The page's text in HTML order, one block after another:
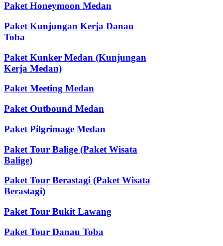
Paket Honeymoon Medan
Paket Kunjungan Kerja Danau
Toba
Paket Kunker Medan (Kunjungan
Kerja Medan)
Paket Meeting Medan
Paket Outbound Medan
Paket Pilgrimage Medan
Paket Tour Balige (Paket Wisata
Balige)
Paket Tour Berastagi (Paket Wisata
Berastagi)
Paket Tour Bukit Lawang
Paket Tour Danau Toba